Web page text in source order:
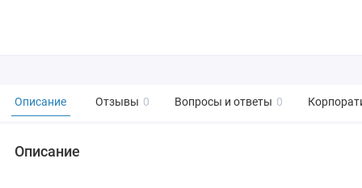
Описание Отзывы 0 Вопросы и ответы 0
Описание